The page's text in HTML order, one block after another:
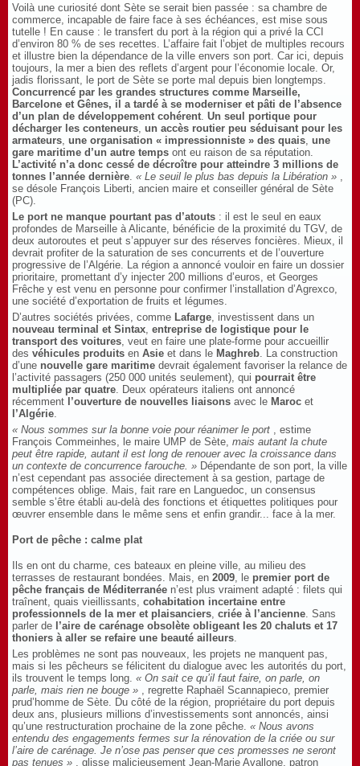
Voilà une curiosité dont Sète se serait bien passée : sa chambre de
commerce, incapable de faire face à ses échéances, est mise sous
tutelle ! En cause : le transfert du port à la région qui a privé la CCI
d’environ 80 % de ses recettes. L’affaire fait l’objet de multiples recours
et illustre bien la dépendance de la ville envers son port. Car ici, depuis
toujours, la mer a bien des reflets d’argent pour l’économie locale. Or,
jadis florissant, le port de Sète se porte mal depuis bien longtemps.
Concurrencé par les grandes structures comme Marseille,
Barcelone et Gênes, il a tardé à se moderniser et pâti de l’absence
d’un plan de développement cohérent Un seul portique pour
décharger les conteneurs un accès routier peu séduisant pour les
armateurs une organisation « impressionniste » des quais une
gare maritime d’un autre temps ont eu raison de sa réputation.
L’activité n’a donc cessé de décroître pour atteindre 3 millions de
tonnes l’année dernière « Le seuil le plus bas depuis la Libération »
se désole François Liberti, ancien maire et conseiller général de Sète
(PC).
Le port ne manque pourtant pas d’atouts : il est le seul en eaux
profondes de Marseille à Alicante, bénéficie de la proximité du TGV, de
deux autoroutes et peut s’appuyer sur des réserves foncières. Mieux, il
devrait profiter de la saturation de ses concurrents et de l’ouverture
progressive de l’Algérie. La région a annoncé vouloir en faire un dossier
prioritaire, promettant d’y injecter 200 millions d’euros, et Georges
Frêche y est venu en personne pour confirmer l’installation d’Agrexco,
une société d’exportation de fruits et légumes.
D’autres sociétés privées, comme Lafarge , investissent dans un
nouveau terminal et Sintax entreprise de logistique pour le
transport des voitures , veut en faire une plate-forme pour accueillir
des véhicules produits en Asie et dans le Maghreb . La construction
d’une nouvelle gare maritime devrait également favoriser la relance de
l’activité passagers (250 000 unités seulement), qui pourrait être
multipliée par quatre . Deux opérateurs italiens ont annoncé
récemment l’ouverture de nouvelles liaisons avec le Maroc et
l’Algérie
« Nous sommes sur la bonne voie pour réanimer le port , estime
François Commeinhes, le maire UMP de Sète, mais autant la chute
peut être rapide, autant il est long de renouer avec la croissance dans
un contexte de concurrence farouche. » Dépendante de son port, la ville
n’est cependant pas associée directement à sa gestion, partage de
compétences oblige. Mais, fait rare en Languedoc, un consensus
semble s’être établi au-delà des fonctions et étiquettes politiques pour
œuvrer ensemble dans le même sens et enfin grandir... face à la mer.
Port de pêche : calme plat
Ils en ont du charme, ces bateaux en pleine ville, au milieu des
terrasses de restaurant bondées. Mais, en 2009, le premier port de
pêche français de Méditerranée n’est plus vraiment adapté : filets qui
traînent, quais vieillissants, cohabitation incertaine entre
professionnels de la mer et plaisanciers, criée à l’ancienne. Sans
parler de l’aire de carénage obsolète obligeant les 20 chaluts et 17
thoniers à aller se refaire une beauté ailleurs.
Les problèmes ne sont pas nouveaux, les projets ne manquent pas,
mais si les pêcheurs se félicitent du dialogue avec les autorités du port,
ils trouvent le temps long. « On sait ce qu’il faut faire, on parle, on
parle, mais rien ne bouge » , regrette Raphaël Scannapieco, premier
prud’homme de Sète. Du côté de la région, propriétaire du port depuis
deux ans, plusieurs millions d’investissements sont annoncés, ainsi
qu’une restructuration prochaine de la zone pêche. « Nous avons
entendu des engagements fermes sur la rénovation de la criée ou sur
l’aire de carénage. Je n’ose pas penser que ces promesses ne seront
pas tenues » , glisse malicieusement Jean-Marie Avallone, patron